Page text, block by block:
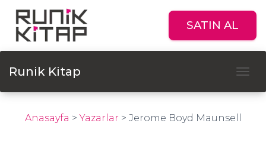
SATIN AL
Runik Kitap
Anasayfa >Yazarlar > Jerome Boyd Maunsell